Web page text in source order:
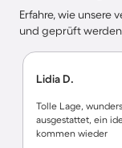
Erfahre, wie unsere
und geprüft
Lidia D.
Tolle Lage,
ausgestattet, ein
kommen wieder